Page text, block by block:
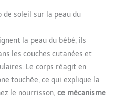
de soleil sur la peau du
la peau du bébé, ils
les couches cutanées et
Le corps réagit en
touchée, ce qui explique la
le nourrisson, ce mécanisme